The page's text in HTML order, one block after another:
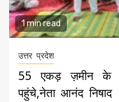
1 min read
उत्तर प्रदेश
55 एकड़ ज़मीन के
पहुंचे,नेता आनंद निषाद